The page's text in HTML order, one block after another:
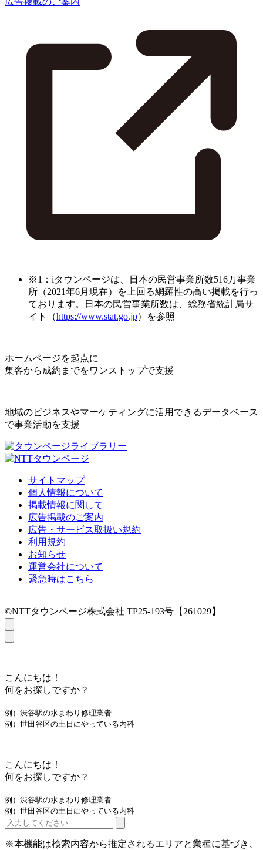
※1：iタウンページは、日本の民営事業所数516万事業
所（2021年6月現在）を上回る網羅性の高い掲載を行っ
ております。日本の民営事業所数は、総務省統計局サ
イト（https://www.stat.go.jp）を参照
ホームページを起点に
集客から成約までをワンストップで支援
地域のビジネスやマーケティングに活用できるデータベース
で事業活動を支援
サイトマップ
個人情報について
掲載情報に関して
広告掲載のご案内
広告・サービス取扱い規約
利用規約
お知らせ
運営会社について
緊急時はこちら
©NTTタウンページ株式会社 TP25-193号【261029】
こんにちは！
何をお探しですか？
例）渋谷駅の水まわり修理業者
例）世田谷区の土日にやっている内科
こんにちは！
何をお探しですか？
例）渋谷駅の水まわり修理業者
例）世田谷区の土日にやっている内科
※本機能は検索内容から推定されるエリアと業種に基づき、